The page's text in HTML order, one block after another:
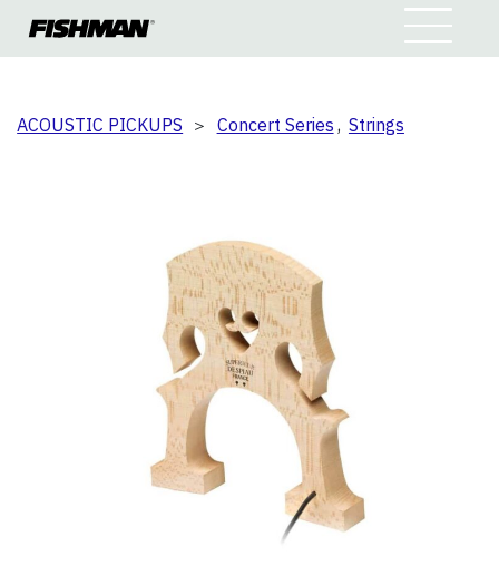
ACOUSTIC PICKUPS ＞ Concert Series , Strings